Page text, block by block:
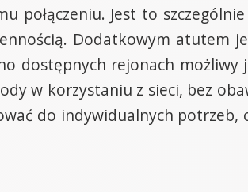
Jest to
Dodatkowym atutem
dostępnych rejonach
w korzystaniu z sieci, bez
do indywidualnych potrzeb,